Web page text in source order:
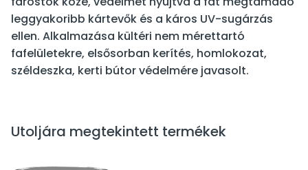
leggyakoribb kártevők és a káros UV-sugárzás
ellen. Alkalmazása kültéri nem mérettartó
fafelületekre, elsősorban kerítés, homlokozat,
széldeszka, kerti bútor védelmére javasolt.
Utoljára megtekintett termékek